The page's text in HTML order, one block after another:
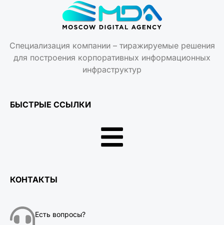
Специализация компании – тиражируемые решения
для построения корпоративных информационных
инфраструктур
БЫСТРЫЕ ССЫЛКИ
КОНТАКТЫ
Есть вопросы?